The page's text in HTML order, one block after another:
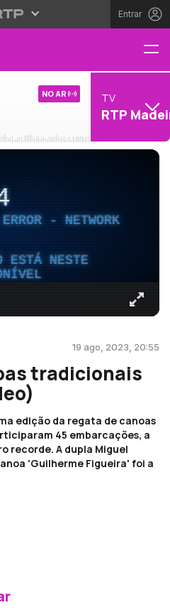
Entrar
NO AR TV
RTP
- NETWORK
ESTÁ NESTE
19 ago, 2023, 20:55
tradicionais
edição da regata de canoas
45 embarcações, a
recorde. A dupla Miguel
'Guilherme Figueira' foi a